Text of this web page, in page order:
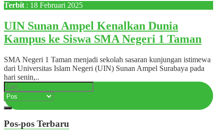
Terbit : 18 Februari 2025
UIN Sunan Ampel Kenalkan Dunia
Kampus ke Siswa SMA Negeri 1 Taman
SMA Negeri 1 Taman menjadi sekolah sasaran kunjungan istimewa
dari Universitas Islam Negeri (UIN) Sunan Ampel Surabaya pada
hari senin,..
Pos-pos Terbaru